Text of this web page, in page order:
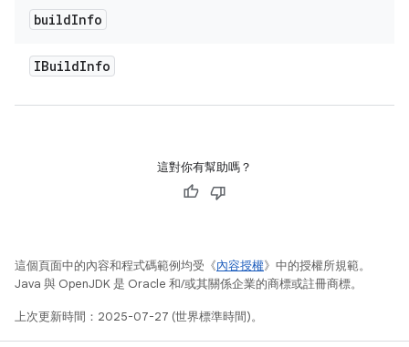
buildInfo
IBuildInfo
這對你有幫助嗎？
這個頁面中的內容和程式碼範例均受《內容授權》中的授權所規範。
Java 與 OpenJDK 是 Oracle 和/或其關係企業的商標或註冊商標。
上次更新時間：2025-07-27 (世界標準時間)。